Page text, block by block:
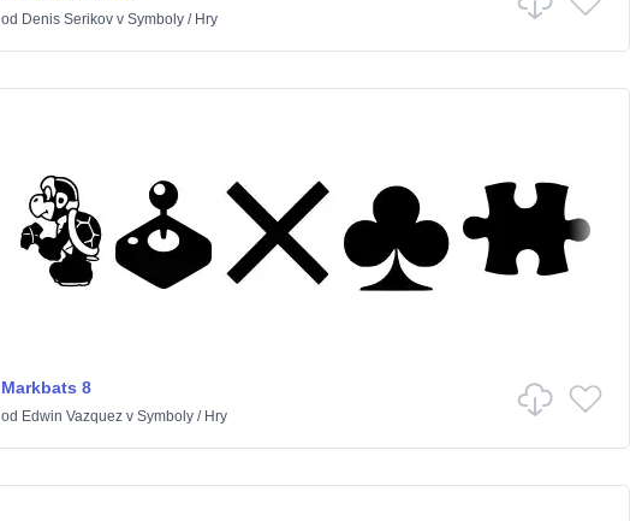
od Denis Serikovv Symboly/ Hry
Markbats 8
od Edwin Vazquezv Symboly/ Hry